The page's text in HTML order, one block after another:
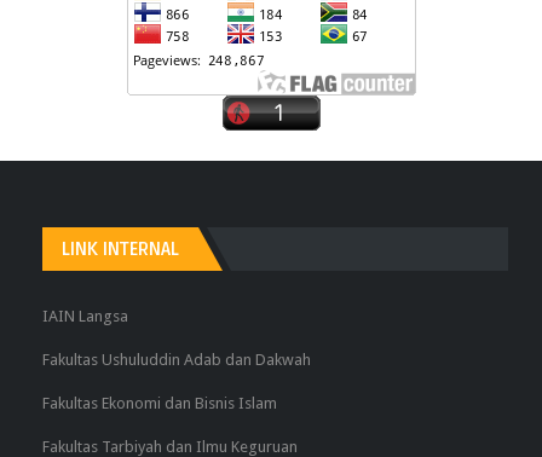
LINK INTERNAL
IAIN Langsa
Fakultas Ushuluddin Adab dan Dakwah
Fakultas Ekonomi dan Bisnis Islam
Fakultas Tarbiyah dan Ilmu Keguruan